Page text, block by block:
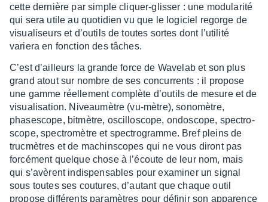
cette dernière par simple cliquer-glis­ser : une modu­la­rité
qui sera utile au quoti­dien vu que le logi­ciel regorge de
visua­li­seurs et d’ou­tils de toutes sortes dont l’uti­lité
variera en fonc­tion des tâches.
C’est d’ailleurs la grande force de Wave­lab et son plus
grand atout sur nombre de ses concur­rents : il propose
une gamme réel­le­ment complète d’ou­tils de mesure et de
visua­li­sa­tion. Niveau­mètre (vu-mètre), sono­mètre,
phases­cope, bitmètre, oscil­lo­scope, ondo­scope, spec­tro­
scope, spec­tro­mètre et spec­tro­gramme. Bref pleins de
truc­mètres et de machin­scopes qui ne vous diront pas
forcé­ment quelque chose à l’écoute de leur nom, mais
qui s’avèrent indis­pen­sables pour exami­ner un signal
sous toutes ses coutures, d’au­tant que chaque outil
propose diffé­rents para­mètres pour défi­nir son appa­rence